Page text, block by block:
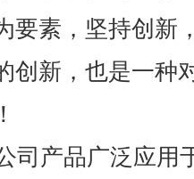
要素，坚持创新
创新，也是一种
司产品广泛应用